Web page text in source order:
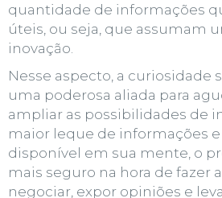
quantidade de informações
úteis, ou seja, que assumam
inovação.
Nesse aspecto, a curiosidade
uma poderosa aliada para
ampliar as possibilidades de
maior leque de informações e
disponível em sua mente, o
mais seguro na hora de fazer
negociar, expor opiniões e